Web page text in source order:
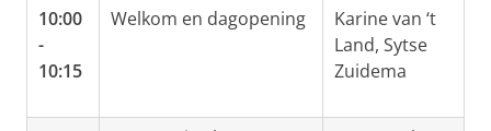
10:00
-
10:15
Welkom en dagopening
Karine van ‘t
Land, Sytse
Zuidema